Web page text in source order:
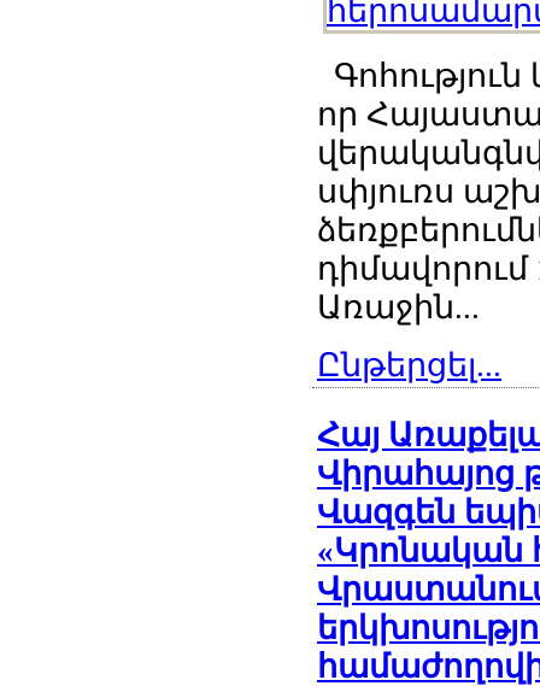
որ
սփյուռս
Առաջին...
Ընթերցել...
Հայ
Վիրահայոց
Վազգեն
«Կրոնական